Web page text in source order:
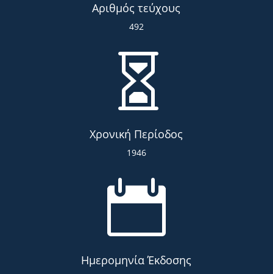
Αριθμός τεύχους
492

Χρονική Περίοδος
1946

Ημερομηνία Έκδοσης